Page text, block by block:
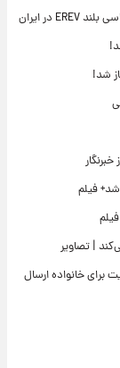
شد!
فیلم
| تصاویر
خانواده ارسال